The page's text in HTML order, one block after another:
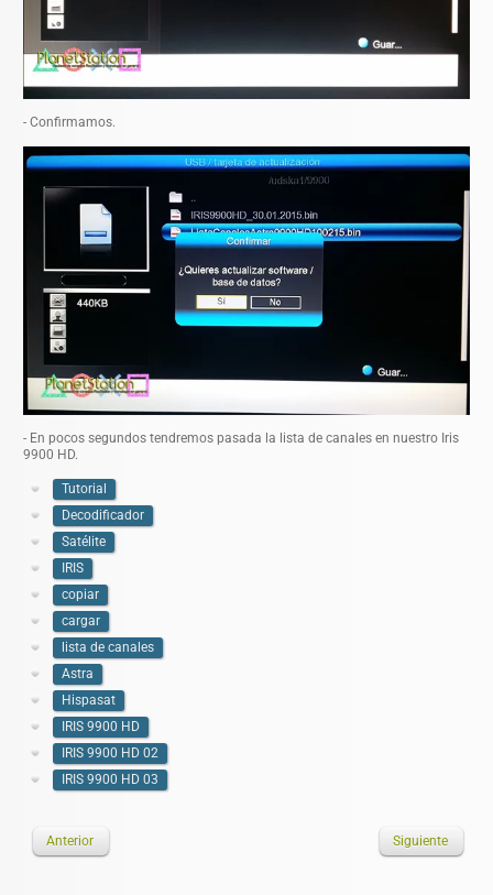
- Confirmamos.
- En pocos segundos tendremos pasada la lista de canales en nuestro Iris
9900 HD.
Tutorial
Decodificador
Satélite
IRIS
copiar
cargar
lista de canales
Astra
Hispasat
IRIS 9900 HD
IRIS 9900 HD 02
IRIS 9900 HD 03
Anterior Siguiente